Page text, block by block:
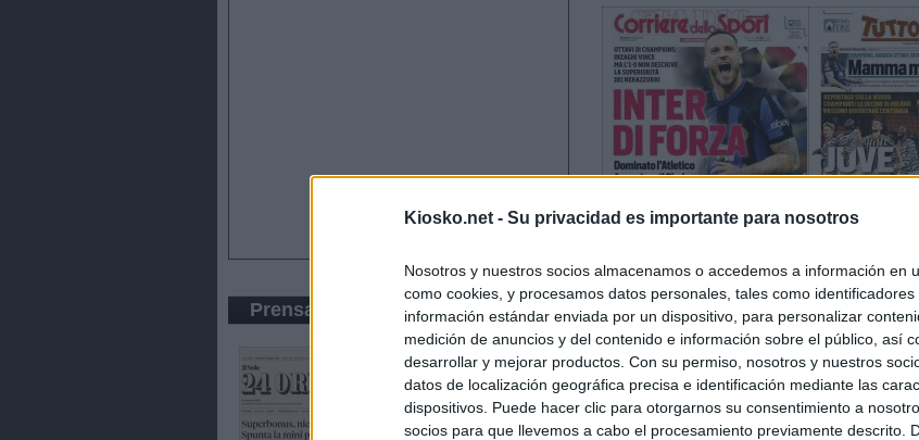
Kiosko.net - Su privacidad es importante para nosotros
Nosotros y nuestros socios almacenamos o accedemos a información en
como cookies, y procesamos datos personales, tales como identificadores
información estándar enviada por un dispositivo, para personalizar
medición de anuncios y del contenido e información sobre el público, así
desarrollar y mejorar productos. Con su permiso, nosotros y nuestros
datos de localización geográfica precisa e identificación mediante las
dispositivos. Puede hacer clic para otorgarnos su consentimiento a
socios para que llevemos a cabo el procesamiento previamente descrito.
Prensa Económica